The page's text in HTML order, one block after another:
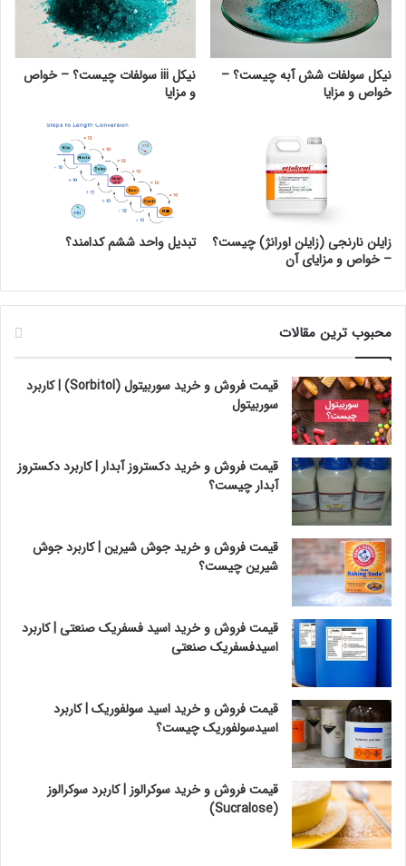
نیکل سولفات شش آبه چیست؟ –
خواص و مزایا
نیکل iii سولفات چیست؟ – خواص
و مزایا
زایلن نارنجی (زایلن اورانژ) چیست؟
– خواص و مزایای آن
تبدیل واحد ششم کدامند؟
محبوب ترین مقالات
قیمت فروش و خرید سوربیتول (Sorbitol) | کاربرد
سوربیتول
قیمت فروش و خرید دکستروز آبدار | کاربرد دکستروز
آبدار چیست؟
قیمت فروش و خرید جوش شیرین | کاربرد جوش
شیرین چیست؟
قیمت فروش و خرید اسید فسفریک صنعتی | کاربرد
اسیدفسفریک صنعتی
قیمت فروش و خرید اسید سولفوریک | کاربرد
اسیدسولفوریک چیست؟
قیمت فروش و خرید سوکرالوز | کاربرد سوکرالوز
(Sucralose)